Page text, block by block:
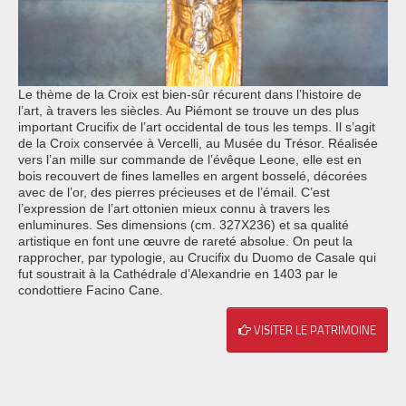
Le thème de la Croix est bien-sûr récurent dans l’histoire de
l’art, à travers les siècles. Au Piémont se trouve un des plus
important Crucifix de l’art occidental de tous les temps. Il s’agit
de la Croix conservée à Vercelli, au Musée du Trésor. Réalisée
vers l’an mille sur commande de l’évêque Leone, elle est en
bois recouvert de fines lamelles en argent bosselé, décorées
avec de l’or, des pierres précieuses et de l’émail. C’est
l’expression de l’art ottonien mieux connu à travers les
enluminures. Ses dimensions (cm. 327X236) et sa qualité
artistique en font une œuvre de rareté absolue. On peut la
rapprocher, par typologie, au Crucifix du Duomo de Casale qui
fut soustrait à la Cathédrale d’Alexandrie en 1403 par le
condottiere Facino Cane.
VISITER LE PATRIMOINE